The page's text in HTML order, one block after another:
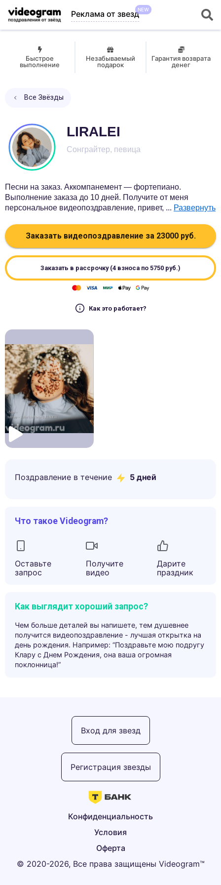
Реклама от звездNEW
Быстрое
выполнение
Незабываемый
подарок
Гарантия возврата
денег
Все Звёзды
LIRALEI
Сонграйтер, певица
Песни на заказ. Аккомпанемент — фортепиано.
Выполнение заказа до 10 дней. Получите от меня
персональное видеопоздравление, привет, ... Развернуть
Заказать видеопоздравление за 23000руб.
Заказать в рассрочку (4 взноса по 5750 руб.)
Как это работает?
Поздравление в течение 5 дней
Что такое Videogram?
Оставьте
запрос
Получите
видео
Дарите
праздник
Как выглядит хороший запрос?
Чем больше деталей вы напишете, тем душевнее
получится видеопоздравление - лучшая открытка на
день рождения. Например: “Поздравьте мою подругу
Клару с Днем Рождения, она ваша огромная
поклонница!”
© 2020-2026, Все права защищены Videogram™
Оферта
Условия
Конфиденциальность
Регистрация звезды
Вход для звезд